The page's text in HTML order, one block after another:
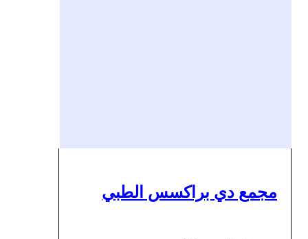
مجمع دي براكسس الطبي